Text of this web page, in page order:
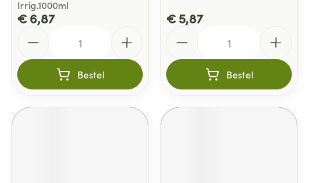
Irrig.1000ml
€ 6,87
Bestel
€ 5,87
Bestel